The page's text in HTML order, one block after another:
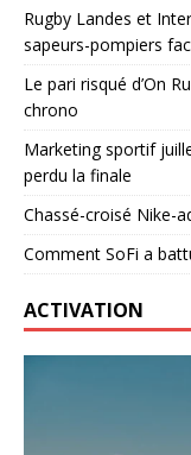
Rugby Landes et
sapeurs-pompiers
Le pari risqué d’On
chrono
Marketing sportif
perdu la finale
Chassé-croisé Nike-
Comment SoFi a
ACTIVATION